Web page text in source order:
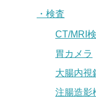
・検査
CT/MRI
胃カメラ
大腸内視
注腸造影